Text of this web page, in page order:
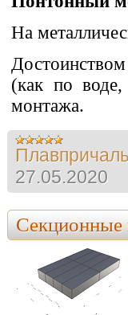
На
(как по
монтажа.
27.05.2020
Секционные